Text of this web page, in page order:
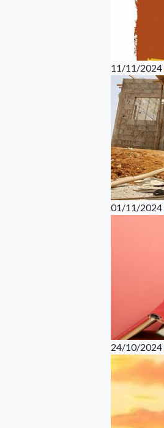
11/11/2024
01/11/2024
24/10/2024